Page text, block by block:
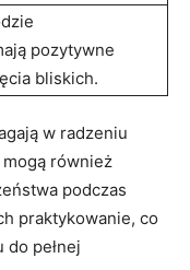
pozytywne
bliskich.
w⁣ radzeniu
również
podczas
praktykowanie,​ co
pełnej